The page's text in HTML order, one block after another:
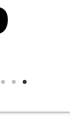
האקדמיה